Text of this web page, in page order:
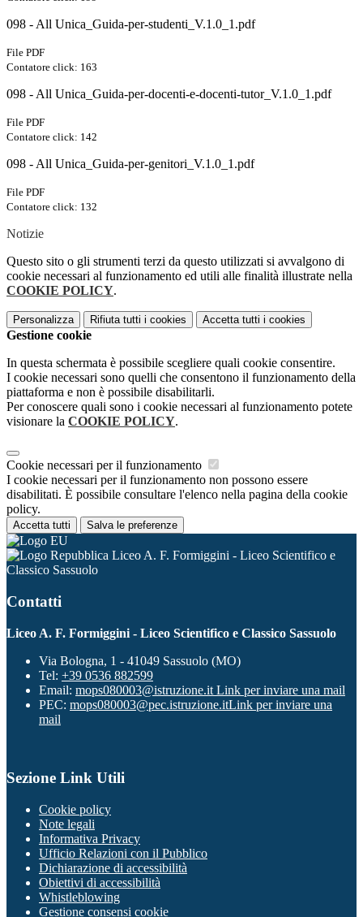
098 - All Unica_Guida-per-studenti_V.1.0_1.pdf
File PDF
Contatore click: 163
098 - All Unica_Guida-per-docenti-e-docenti-tutor_V.1.0_1.pdf
File PDF
Contatore click: 142
098 - All Unica_Guida-per-genitori_V.1.0_1.pdf
File PDF
Contatore click: 132
Notizie
Questo sito o gli strumenti terzi da questo utilizzati si avvalgono di
cookie necessari al funzionamento ed utili alle finalità illustrate nella
COOKIE POLICY.
Personalizza Rifiuta tutti i cookies Accetta tutti i cookies
Gestione cookie
In questa schermata è possibile scegliere quali cookie consentire.
I cookie necessari sono quelli che consentono il funzionamento della
piattaforma e non è possibile disabilitarli.
Per conoscere quali sono i cookie necessari al funzionamento potete
visionare la COOKIE POLICY.
Cookie necessari per il funzionamento
I cookie necessari per il funzionamento non possono essere
disabilitati. È possibile consultare l'elenco nella pagina della cookie
policy.
Accetta tutti Salva le preferenze
Liceo A. F. Formiggini - Liceo Scientifico e
Classico Sassuolo
Contatti
Liceo A. F. Formiggini - Liceo Scientifico e Classico Sassuolo
Via Bologna, 1 - 41049 Sassuolo (MO)
Tel: +39 0536 882599
Email: mops080003@istruzione.it Link per inviare una mail
PEC: mops080003@pec.istruzione.itLink per inviare una
mail
Sezione Link Utili
Cookie policy
Note legali
Informativa Privacy
Ufficio Relazioni con il Pubblico
Dichiarazione di accessibilità
Obiettivi di accessibilità
Whistleblowing
Gestione consensi cookie